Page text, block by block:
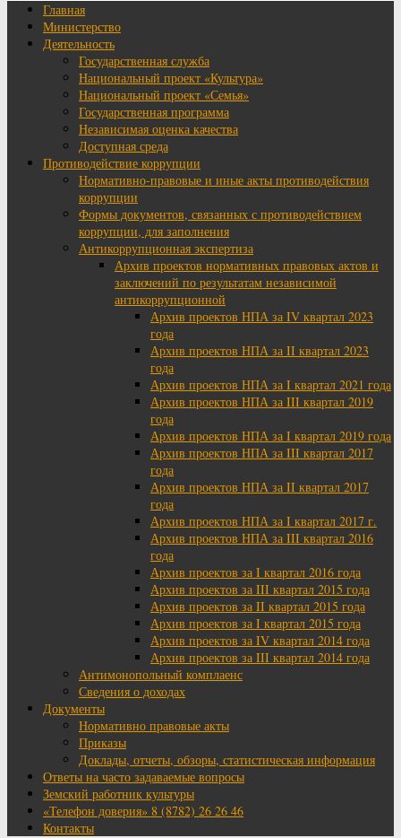
Главная
Министерство
Деятельность
Государственная служба
Национальный проект «Культура»
Национальный проект «Семья»
Государственная программа
Независимая оценка качества
Доступная среда
Противодействие коррупции
Нормативно-правовые и иные акты противодействия
коррупции
Формы документов, связанных с противодействием
коррупции, для заполнения
Антикоррупционная экспертиза
Архив проектов нормативных правовых актов и
заключений по результатам независимой
антикоррупционной
Архив проектов НПА за IV квартал 2023
года
Архив проектов НПА за II квартал 2023
года
Архив проектов НПА за I квартал 2021 года
Архив проектов НПА за III квартал 2019
года
Архив проектов НПА за I квартал 2019 года
Архив проектов НПА за III квартал 2017
года
Архив проектов НПА за II квартал 2017
года
Архив проектов НПА за I квартал 2017 г.
Архив проектов НПА за III квартал 2016
года
Архив проектов за I квартал 2016 года
Архив проектов за III квартал 2015 года
Архив проектов за II квартал 2015 года
Архив проектов за I квартал 2015 года
Архив проектов за IV квартал 2014 года
Архив проектов за III квартал 2014 года
Антимонопольный комплаенс
Сведения о доходах
Документы
Нормативно правовые акты
Приказы
Доклады, отчеты, обзоры, статистическая информация
Ответы на часто задаваемые вопросы
Земский работник культуры
«Телефон доверия» 8 (8782) 26 26 46
Контакты